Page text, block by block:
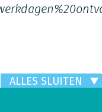
ALLES SLUITEN